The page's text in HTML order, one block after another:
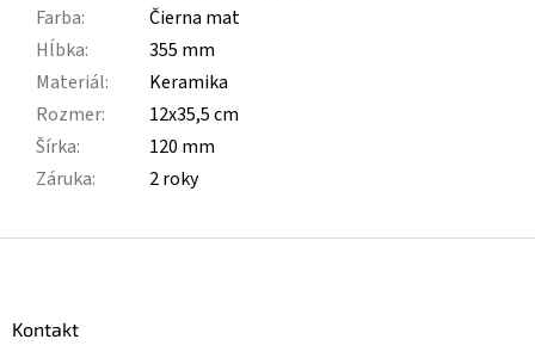
Farba:
Čierna mat
Hĺbka:
355 mm
Materiál:
Keramika
Rozmer:
12x35,5 cm
Šírka:
120 mm
Záruka: 2 roky
Kontakt